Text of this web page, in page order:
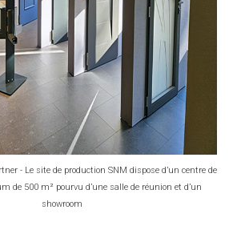
- Le site de production SNM dispose d’un centre de
de 500 m² pourvu d’une salle de réunion et d’un
showroom